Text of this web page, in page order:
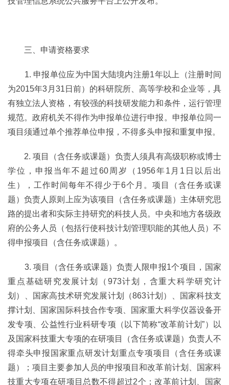
三、申请资格要求
1. 申报单位应为中国大陆境内注册1年以上（注册时间
为2015年3月31日前）的科研院所、高等学校和企业等，具
有独立法人资格，有较强的科技研发能力和条件，运行管理
规范。政府机关不得作为申报单位进行申报。申报单位同一
项目须通过单个推荐单位申报，不得多头申报和重复申报。
2. 项目（含任务或课题）负责人须具有高级职称或博士
学位，申报当年不超过60周岁（1956年1月1日以后出
生），工作时间每年不得少于6个月。项目（含任务或课
题）负责人原则上应为该项目（含任务或课题）主体研究思
路的提出者和实际主持研究的科技人员。中央和地方各级政
府的公务人员（包括行使科技计划管理职能的其他人员）不
得申报项目（含任务或课题）。
3. 项目（含任务或课题）负责人限申报1个项目，国家
重点基础研究发展计划（973计划，含重大科学研究计
划）、国家高技术研究发展计划（863计划）、国家科技支
撑计划、国家国际科技合作专项、国家重大科学仪器设备开
发专项、公益性行业科研专项（以下简称“改革前计划”）以
及国家科技重大专项的在研项目（含任务或课题）负责人不
得牵头申报国家重点研发计划重点专项项目（含任务或课
题）；项目主要参加人员的申报项目和改革前计划、国家科
技重大专项在研项目总数不得超过2个；改革前计划、国家